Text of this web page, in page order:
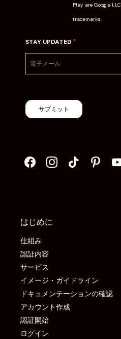
Play are Google LLC
trademarks.
STAY UPDATED *
サブミット
はじめに
仕組み
認証内容
サービス
イメージ・ガイドライン
ドキュメンテーションの確認
アカウント作成
認証開始
ログイン